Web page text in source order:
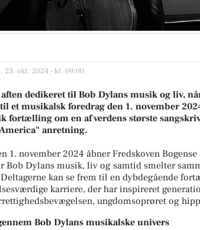
23. okt. 2024 - kl. 09:00
dedikeret til Bob Dylans musik og liv,
et musikalsk foredrag den 1. november
fortælling om en af verdens største
anretning.
1. november 2024 åbner Fredskoven
Bob Dylans musik, liv og samtid smelter
kan se frem til en dybdegående
karriere, der har inspireret
ungdomsoprøret og
Bob Dylans musikalske univers